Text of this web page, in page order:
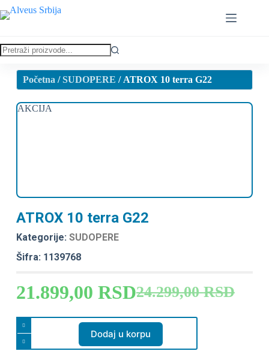
Početna /SUDOPERE / ATROX 10 terra G22
AKCIJA
ATROX 10 terra G22
Kategorije: SUDOPERE
Šifra: 1139768
24.299,00RSD
21.899,00 RSD
Dodaj u korpu